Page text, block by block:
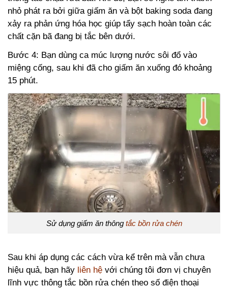
nhỏ phát ra bởi giữa giấm ăn và bột baking soda đang
xảy ra phản ứng hóa học giúp tẩy sạch hoàn toàn các
chất cặn bã đang bị tắc bên dưới.
Bước 4: Bạn dùng ca múc lượng nước sôi đổ vào
miệng cống, sau khi đã cho giấm ăn xuống đó khoảng
15 phút.
Sử dụng giấm ăn thông tắc bồn rửa chén
Sau khi áp dụng các cách vừa kể trên mà vẫn chưa
hiệu quả, bạn hãy liên hệ với chúng tôi đơn vị chuyên
lĩnh vực thông tắc bồn rửa chén theo số điện thoại